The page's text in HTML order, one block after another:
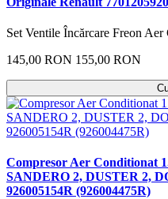
Set Ventile Încărcare Freon
145,00 RON 155,00 RON
Compresor Aer Conditionat
SANDERO 2, DUSTER 2,
926005154R (926004475R)